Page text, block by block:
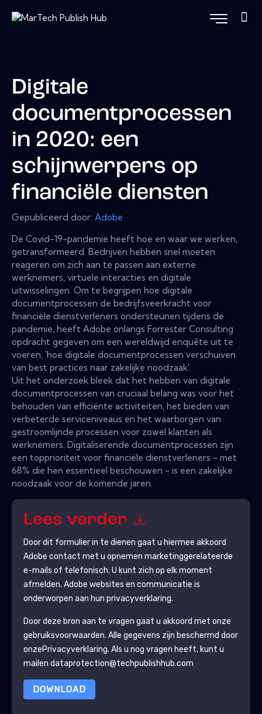
Digitale
documentprocessen
in 2020: een
schijnwerpers op
financiële diensten
Gepubliceerd door: Adobe
De Covid-19-pandemie heeft hoe en waar we werken,
getransformeerd. Bedrijven hebben snel moeten
reageren om zich aan te passen aan externe
werknemers, virtuele interacties en digitale
uitwisselingen. Om te begrijpen hoe digitale
documentprocessen de bedrijfsveerkracht voor
financiële dienstverleners ondersteunen tijdens de
pandemie, heeft Adobe onlangs Forrester Consulting
opdracht gegeven om een ​​wereldwijd enquête uit te
voeren, 'hoe digitale documentprocessen verschuiven
van best practices naar zakelijke noodzaak'.
Uit het onderzoek bleek dat het hebben van digitale
documentprocessen van cruciaal belang was voor het
behouden van efficiënte activiteiten, het bieden van
verbeterde serviceniveaus en het waarborgen van
gestroomlijnde processen voor zowel klanten als
werknemers. Digitaliserende documentprocessen zijn
een topprioriteit voor financiële dienstverleners - met
68% die hen essentieel beschouwen - is een zakelijke
noodzaak voor de komende jaren.
Lees verder
Door dit formulier in te dienen gaat u hiermee akkoord
Adobe contact met u opnemen marketinggerelateerde
e-mails of telefonisch. U kunt zich op elk moment
afmelden. Adobe websites en communicatie is
onderworpen aan hun privacyverklaring.
Door deze bron aan te vragen gaat u akkoord met onze
gebruiksvoorwaarden. Alle gegevens zijn beschermd door
onzePrivacyverklaring. Als u nog vragen heeft, kunt u
mailen dataprotection@techpublishhub.com
DOWNLOAD